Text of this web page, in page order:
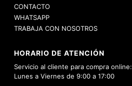
CONTACTO
WHATSAPP
TRABAJA CON NOSOTROS
HORARIO DE ATENCIÓN
Servicio al cliente para compra online:
Lunes a Viernes de 9:00 a 17:00